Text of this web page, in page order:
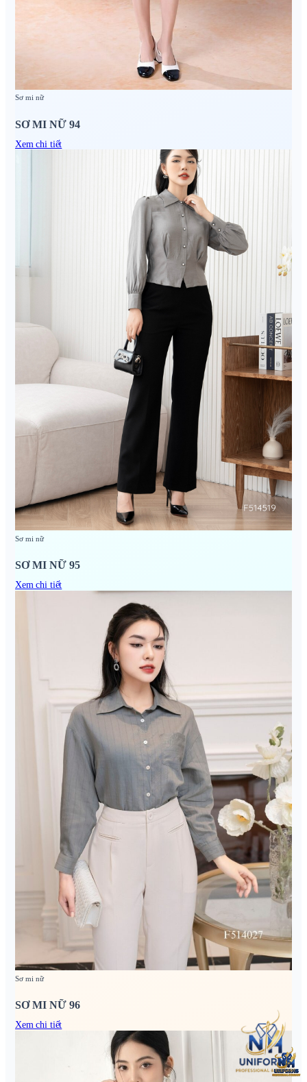
Sơ mi nữ
SƠ MI NỮ 94
Xem chi tiết
Sơ mi nữ
SƠ MI NỮ 95
Xem chi tiết
Sơ mi nữ
SƠ MI NỮ 96
Xem chi tiết